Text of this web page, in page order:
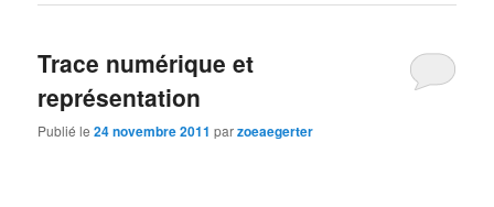
Trace numérique et
représentation
Publié le24 novembre 2011 parzoeaegerter